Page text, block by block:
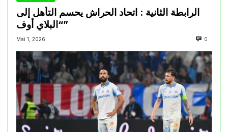
الرابطة الثانية : اتحاد الحراش يحسم التأهل إلى
“البلاي أوف”
Mai 1, 2026 0